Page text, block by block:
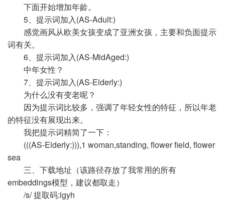
下面开始增加年龄。
5、提示词加入(AS-Adult:)
感觉画风从欧美女孩变成了亚洲女孩，主要和负面提示
词有关。
6、提示词加入(AS-MidAged:)
中年女性？
7、提示词加入(AS-Elderly:)
为什么没有变老呢？
因为提示词比较多，强调了年轻女性的特征，所以年老
的特征没有展现出来。
我把提示词精简了一下：
(((AS-Elderly:))),1 woman,standing, flower field, flower
sea
三、下载地址（该路径存放了我常用的所有
embeddings模型，建议都取走）
/s/ 提取码:lgyh